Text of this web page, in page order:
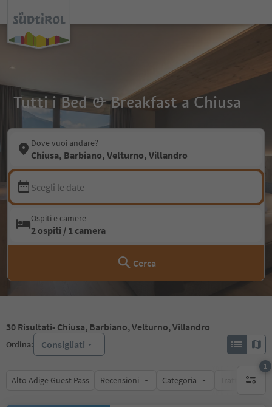
Tutti i Bed & Breakfast a Chiusa
Dove vuoi andare?
Chiusa, Barbiano, Velturno, Villandro
Scegli le date
Ospiti e camere
2 ospiti / 1 camera
Cerca
30 Risultati- Chiusa, Barbiano, Velturno, Villandro
Ordina: Consigliati
Alto Adige Guest Pass Recensioni Categoria Trattamento
1
1 filtro